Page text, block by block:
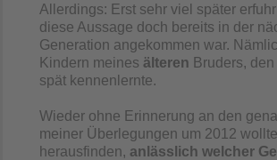
Allerdings: Erst sehr viel später
diese Aussage doch bereits in der
Generation angekommen war.
Kindern meines älteren Bruders,
spät kennenlernte.
Wieder ohne Erinnerung an den
meiner Überlegungen um 2012
herausfinden, anlässlich welcher